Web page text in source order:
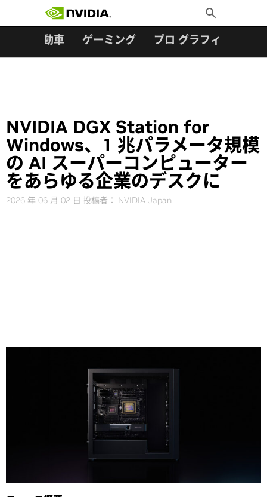
Toggle
Search
自動車 ゲーミング プロ グラフィックス
NVIDIA DGX Station for
Windows、1 兆パラメータ規模
の AI スーパーコンピューター
をあらゆる企業のデスクに
2026 年 06 月 02 日 投稿者： NVIDIA Japan
※本発表資料は台湾時間 2026 年 6 月 1 日に発表された